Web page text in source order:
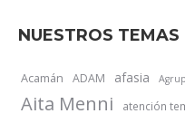
NUESTROS TEMAS
Acamán ADAM afasia
Aita Menni atención